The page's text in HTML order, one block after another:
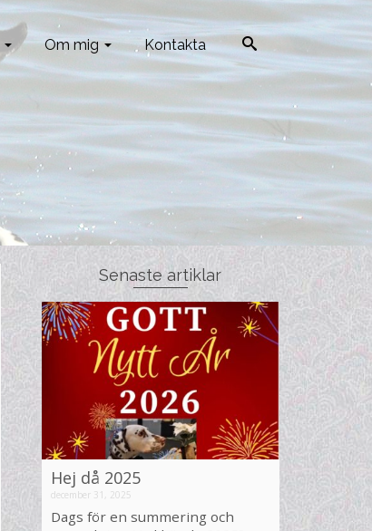
Om mig Kontakta
Senaste artiklar
Hej då 2025
december 31, 2025
Dags för en summering och